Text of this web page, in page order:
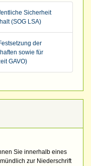
Sicherheit
(SOG LSA)
der
sowie für
GAVO)
Sie innerhalb eines
zur Niederschrift